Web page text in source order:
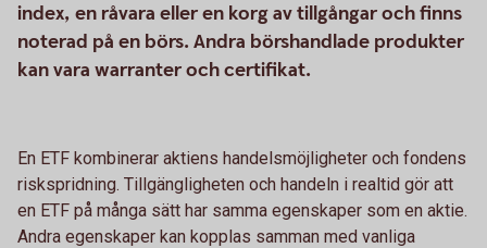
index, en råvara eller en korg av tillgångar och finns
noterad på en börs. Andra börshandlade produkter
kan vara warranter och certifikat.
En ETF kombinerar aktiens handelsmöjligheter och fondens
riskspridning. Tillgängligheten och handeln i realtid gör att
en ETF på många sätt har samma egenskaper som en aktie.
Andra egenskaper kan kopplas samman med vanliga